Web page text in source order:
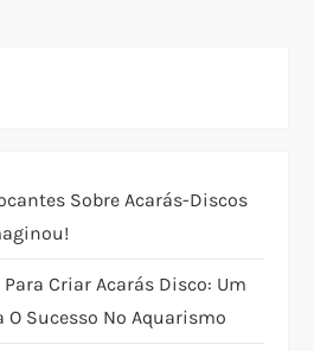
Sobre Acarás-Discos
Criar Acarás Disco: Um
O Sucesso No Aquarismo